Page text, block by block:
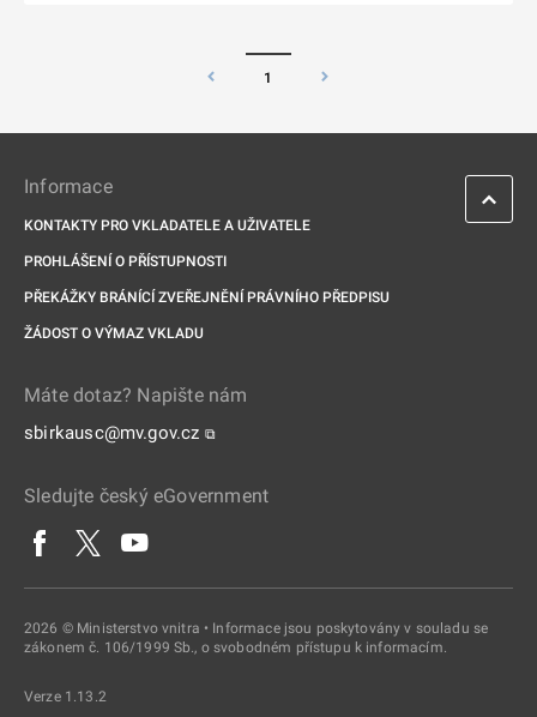
1
Informace
KONTAKTY PRO VKLADATELE A UŽIVATELE
PROHLÁŠENÍ O PŘÍSTUPNOSTI
PŘEKÁŽKY BRÁNÍCÍ ZVEŘEJNĚNÍ PRÁVNÍHO PŘEDPISU
ŽÁDOST O VÝMAZ VKLADU
Máte dotaz? Napište nám
sbirkausc@mv.gov.cz ⧉
Sledujte český eGovernment
2026 © Ministerstvo vnitra • Informace jsou poskytovány v souladu se
zákonem č. 106/1999 Sb., o svobodném přístupu k informacím.
Verze 1.13.2